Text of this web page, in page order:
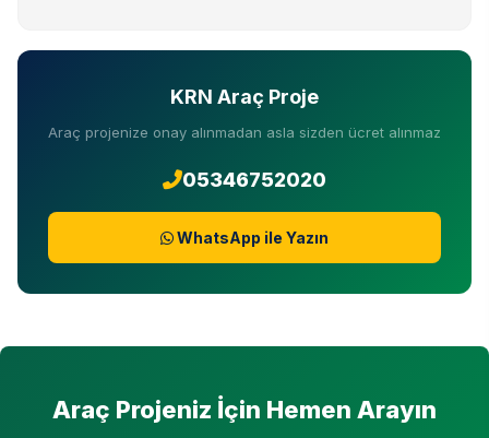
KRN Araç Proje
Araç projenize onay alınmadan asla sizden ücret alınmaz
05346752020
WhatsApp ile Yazın
Araç Projeniz İçin Hemen Arayın